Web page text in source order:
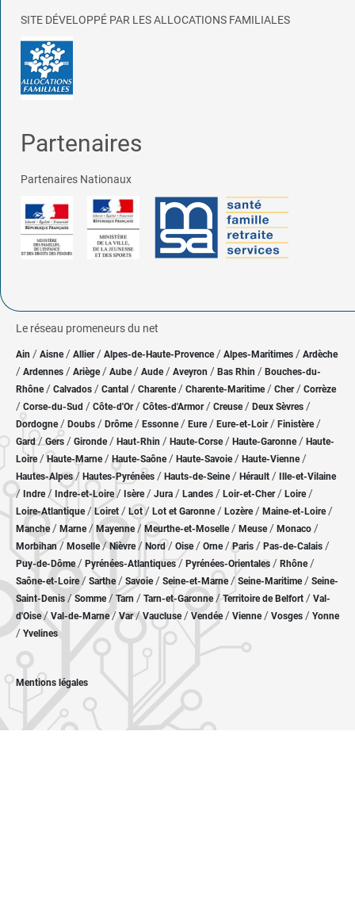
SITE DÉVELOPPÉ PAR LES ALLOCATIONS FAMILIALES
Partenaires
Partenaires Nationaux
Le réseau promeneurs du net
Ain / Aisne/ Allier/ Alpes-de-Haute-Provence / Alpes-Maritimes / Ardèche
/ Ardennes / Ariège/ Aube/ Aude / Aveyron / Bas Rhin / Bouches-du-
Rhône/ Calvados / Cantal / Charente / Charente-Maritime/ Cher / Corrèze
/ Corse-du-Sud / Côte-d'Or / Côtes-d'Armor/ Creuse/ Deux Sèvres /
Dordogne/ Doubs / Drôme/ Essonne / Eure/ Eure-et-Loir / Finistère/
Gard/Gers / Gironde/ Haut-Rhin / Haute-Corse/ Haute-Garonne/ Haute-
Loire/Haute-Marne/ Haute-Saône/ Haute-Savoie/ Haute-Vienne/
Hautes-Alpes/ Hautes-Pyrénées / Hauts-de-Seine/ Hérault / Ille-et-Vilaine
/ Indre/ Indre-et-Loire/ Isère/ Jura / Landes / Loir-et-Cher/ Loire/
Loire-Atlantique/ Loiret / Lot/ Lot et Garonne/ Lozère / Maine-et-Loire/
Manche/ Marne/ Mayenne/ Meurthe-et-Moselle/ Meuse/ Monaco /
Morbihan/ Moselle/ Nièvre / Nord/ Oise / Orne/Paris / Pas-de-Calais /
Puy-de-Dôme/ Pyrénées-Atlantiques / Pyrénées-Orientales / Rhône/
Saône-et-Loire/ Sarthe/ Savoie/ Seine-et-Marne/ Seine-Maritime/ Seine-
Saint-Denis /Somme/ Tarn / Tarn-et-Garonne/Territoire de Belfort / Val-
d'Oise/ Val-de-Marne/Var/Vaucluse/ Vendée/ Vienne/ Vosges / Yonne
/ Yvelines
Mentions légales